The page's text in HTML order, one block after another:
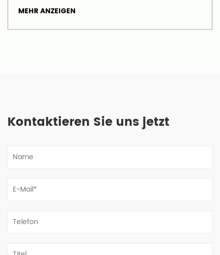
MEHR ANZEIGEN
Kontaktieren Sie uns jetzt